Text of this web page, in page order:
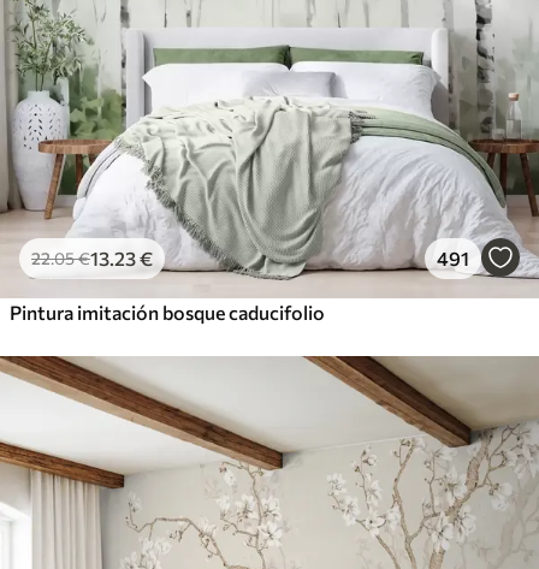
22.05€13.23€ 491
Pintura imitación bosque caducifolio